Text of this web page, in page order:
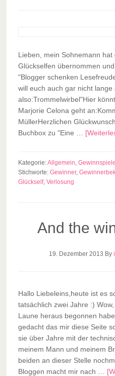
Lieben, mein Sohnemann
Glückselfen übernommen
"Blogger schenken
will euch auch gar nicht lange
also:Trommelwirbel"Hier
Marjorie Celona geht
MüllerHerzlichen
Buchbox zu "Eine …
Kategorie:Allgemein, Gewinnspiele
Stichworte: Gewinner,
Glückself, Verlosung
And the
19. Dezember 2013 By
Hallo Liebeleins,heute ist es
tatsächlich zwei Jahre :)
Laune heraus begonnen
gedacht das mir diese Seite
sie über Jahre mit der
meinem Mann und meinem
beiden an dieser Stelle
Bloggen macht mir nach …